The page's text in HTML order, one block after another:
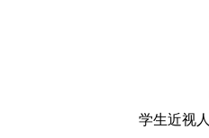
学生近视